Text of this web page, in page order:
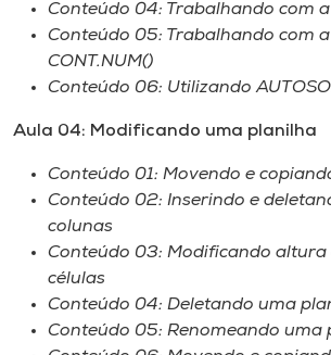
Conteúdo 04: Trabalhando com
Conteúdo 05: Trabalhando com
CONT.NUM()
Conteúdo 06: Utilizando
Aula 04: Modificando uma planilha
Conteúdo 01: Movendo e
Conteúdo 02: Inserindo e
colunas
Conteúdo 03: Modificando altura
células
Conteúdo 04: Deletando uma
Conteúdo 05: Renomeando uma